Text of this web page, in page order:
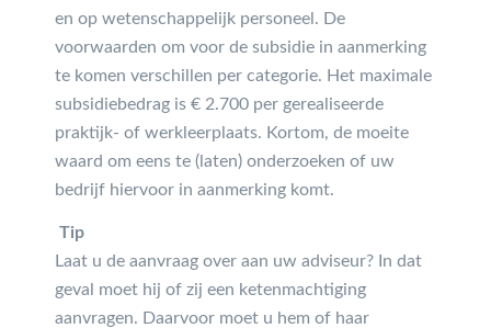
en op wetenschappelijk personeel. De
voorwaarden om voor de subsidie in aanmerking
te komen verschillen per categorie. Het maximale
subsidiebedrag is € 2.700 per gerealiseerde
praktijk- of werkleerplaats. Kortom, de moeite
waard om eens te (laten) onderzoeken of uw
bedrijf hiervoor in aanmerking komt.
Tip
Laat u de aanvraag over aan uw adviseur? In dat
geval moet hij of zij een ketenmachtiging
aanvragen. Daarvoor moet u hem of haar